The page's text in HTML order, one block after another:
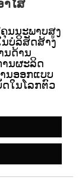
າໄສ
ນນະພາບສູງ
ນບໍລິສັດສ້າງ
ນດ້ານ
ານຜະລິດ
ນອອກແບບ
ໃນໂລກຕົວ